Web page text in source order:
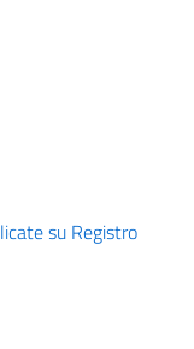
su Registro